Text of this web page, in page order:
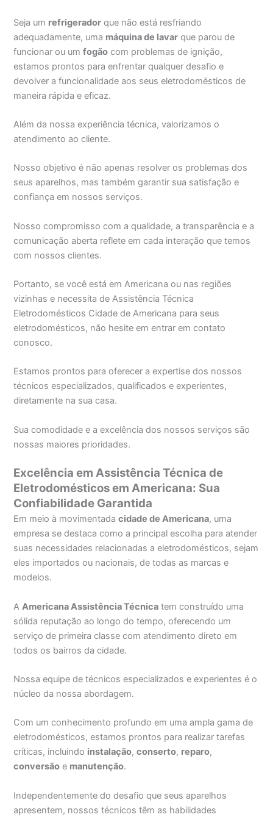
Seja um refrigerador que não está resfriando
adequadamente, uma máquina de lavar que parou de
funcionar ou umfogão com problemas de ignição,
estamos prontos para enfrentar qualquer desafio e
devolver a funcionalidade aos seus eletrodomésticos de
maneira rápida e eficaz.
Além da nossa experiência técnica, valorizamos o
atendimento ao cliente.
Nosso objetivo é não apenas resolver os problemas dos
seus aparelhos, mas também garantir sua satisfação e
confiança em nossos serviços.
Nosso compromisso com a qualidade, a transparência e a
comunicação aberta reflete em cada interação que temos
com nossos clientes.
Portanto, se você está em Americana ou nas regiões
vizinhas e necessita de Assistência Técnica
Eletrodomésticos Cidade de Americana para seus
eletrodomésticos, não hesite em entrar em contato
conosco.
Estamos prontos para oferecer a expertise dos nossos
técnicos especializados, qualificados e experientes,
diretamente na sua casa.
Sua comodidade e a excelência dos nossos serviços são
nossas maiores prioridades.
Excelência em Assistência Técnica de
Eletrodomésticos em Americana: Sua
Confiabilidade Garantida
Em meio à movimentadacidade de Americana, uma
empresa se destaca como a principal escolha para atender
suas necessidades relacionadas a eletrodomésticos, sejam
eles importados ou nacionais, de todas as marcas e
modelos.
A Americana Assistência Técnica tem construído uma
sólida reputação ao longo do tempo, oferecendo um
serviço de primeira classe com atendimento direto em
todos os bairros da cidade.
Nossa equipe de técnicos especializados e experientes é o
núcleo da nossa abordagem.
Com um conhecimento profundo em uma ampla gama de
eletrodomésticos, estamos prontos para realizar tarefas
críticas, incluindo instalação,conserto, reparo,
conversão e manutenção.
Independentemente do desafio que seus aparelhos
apresentem, nossos técnicos têm as habilidades